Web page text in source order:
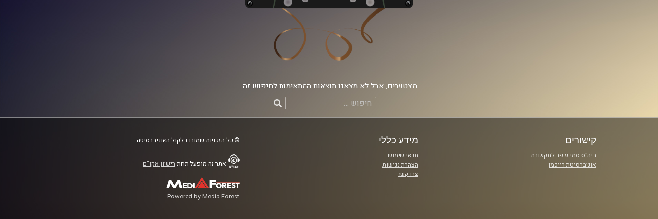
מצטערים, אבל לא מצאנו תוצאות המתאימות לחיפוש זה.
חיפוש:
קישורים
ביה"ס סמי עופר לתקשורת
אוניברסיטת רייכמן
מידע כללי
תנאי שימוש
הצהרת נגישות
צרו קשר
© כל הזכויות שמורות לקול האוניברסיטה
אתר זה מופעל תחת רישיון אקו"ם
Powered by Media Forest